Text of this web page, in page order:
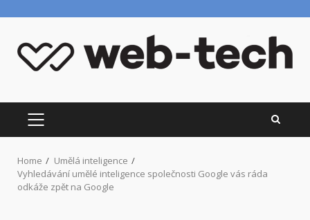
content
PRIMARY
MENU
Home
Umělá inteligence
Vyhledávání umělé inteligence společnosti Google vás ráda
odkáže zpět na Google